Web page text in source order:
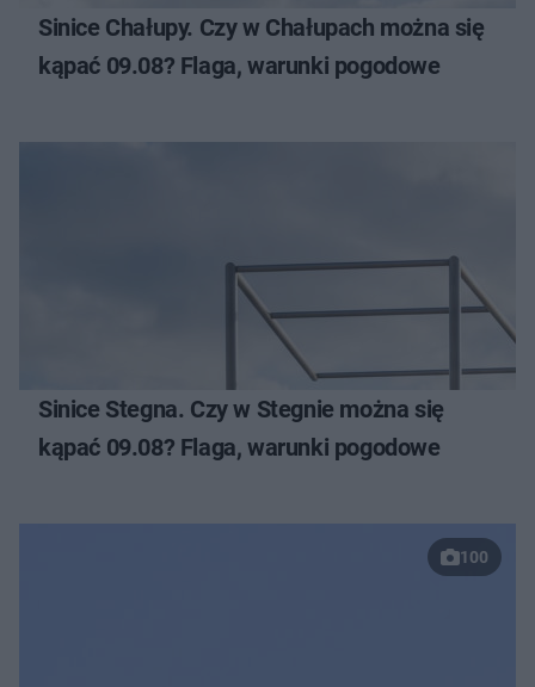
Sinice Chałupy. Czy w Chałupach można się
kąpać 09.08? Flaga, warunki pogodowe
Sinice Stegna. Czy w Stegnie można się
kąpać 09.08? Flaga, warunki pogodowe
100